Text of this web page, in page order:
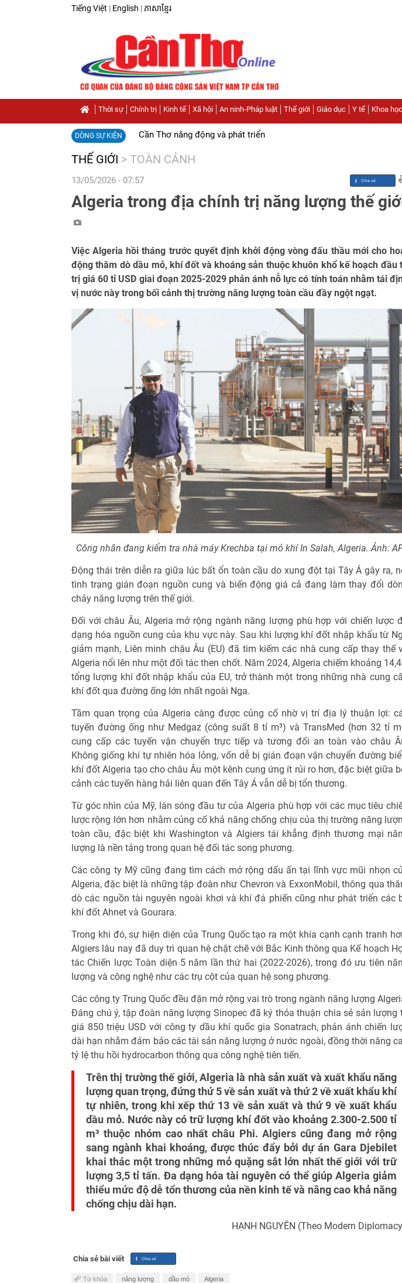
Tiếng Việt | English | ភាសាខ្មែរ
Thời sự Chính trị Kinh tế Xã hội An ninh-Pháp luật Thế giới Giáo dục Y tế Khoa
DÒNG SỰ KIỆN Cần Thơ năng động và phát triển
THẾ GIỚI > TOÀN CẢNH
13/05/2026 - 07:57
Algeria trong địa chính trị năng lượng thế
Việc Algeria hồi tháng trước quyết định khởi động vòng đấu thầu mới cho
động thăm dò dầu mỏ, khí đốt và khoáng sản thuộc khuôn khổ kế hoạch đầu
trị giá 60 tỉ USD giai đoạn 2025-2029 phản ánh nỗ lực có tính toán nhằm tái
vị nước này trong bối cảnh thị trường năng lượng toàn cầu đầy ngột ngạt.
Công nhân đang kiểm tra nhà máy Krechba tại mỏ khí In Salah, Algeria. Ảnh:
Động thái trên diễn ra giữa lúc bất ổn toàn cầu do xung đột tại Tây Á gây ra,
tình trạng gián đoạn nguồn cung và biến động giá cả đang làm thay đổi
chảy năng lượng trên thế giới.
Đối với châu Âu, Algeria mở rộng ngành năng lượng phù hợp với chiến lược
dạng hóa nguồn cung của khu vực này. Sau khi lượng khí đốt nhập khẩu từ
giảm mạnh, Liên minh châu Âu (EU) đã tìm kiếm các nhà cung cấp thay thế
Algeria nổi lên như một đối tác then chốt. Năm 2024, Algeria chiếm khoảng
tổng lượng khí đốt nhập khẩu của EU, trở thành một trong những nhà cung
khí đốt qua đường ống lớn nhất ngoài Nga.
Tầm quan trọng của Algeria càng được củng cố nhờ vị trí địa lý thuận lợi:
tuyến đường ống như Medgaz (công suất 8 tỉ m³) và TransMed (hơn 32 tỉ
cung cấp các tuyến vận chuyển trực tiếp và tương đối an toàn vào châu
Không giống khí tự nhiên hóa lỏng, vốn dễ bị gián đoạn vận chuyển đường
khí đốt Algeria tạo cho châu Âu một kênh cung ứng ít rủi ro hơn, đặc biệt giữa
cảnh các tuyến hàng hải liên quan đến Tây Á vẫn dễ bị tổn thương.
Từ góc nhìn của Mỹ, làn sóng đầu tư của Algeria phù hợp với các mục tiêu
lược rộng lớn hơn nhằm củng cố khả năng chống chịu của thị trường năng
toàn cầu, đặc biệt khi Washington và Algiers tái khẳng định thương mại
lượng là nền tảng trong quan hệ đối tác song phương.
Các công ty Mỹ cũng đang tìm cách mở rộng dấu ấn tại lĩnh vực mũi nhọn
Algeria, đặc biệt là những tập đoàn như Chevron và ExxonMobil, thông qua
dò các nguồn tài nguyên ngoài khơi và khí đá phiến cũng như phát triển các
khí đốt Ahnet và Gourara.
Trong khi đó, sự hiện diện của Trung Quốc tạo ra một khía cạnh cạnh tranh
Algiers lâu nay đã duy trì quan hệ chặt chẽ với Bắc Kinh thông qua Kế hoạch
tác Chiến lược Toàn diện 5 năm lần thứ hai (2022-2026), trong đó ưu tiên
lượng và công nghệ như các trụ cột của quan hệ song phương.
Các công ty Trung Quốc đều đặn mở rộng vai trò trong ngành năng lượng
Đáng chú ý, tập đoàn năng lượng Sinopec đã ký thỏa thuận chia sẻ sản lượng
giá 850 triệu USD với công ty dầu khí quốc gia Sonatrach, phản ánh chiến
dài hạn nhằm đảm bảo các tài sản năng lượng ở nước ngoài, đồng thời nâng
tỷ lệ thu hồi hydrocarbon thông qua công nghệ tiên tiến.
Trên thị trường thế giới, Algeria là nhà sản xuất và xuất khẩu năng
lượng quan trọng, đứng thứ 5 về sản xuất và thứ 2 về xuất khẩu khí
tự nhiên, trong khi xếp thứ 13 về sản xuất và thứ 9 về xuất khẩu
dầu mỏ. Nước này có trữ lượng khí đốt vào khoảng 2.300-2.500 tỉ
m³ thuộc nhóm cao nhất châu Phi. Algiers cũng đang mở rộng
sang ngành khai khoáng, được thúc đẩy bởi dự án Gara Djebilet
khai thác một trong những mỏ quặng sắt lớn nhất thế giới với trữ
lượng 3,5 tỉ tấn. Đa dạng hóa tài nguyên có thể giúp Algeria giảm
thiểu mức độ dễ tổn thương của nền kinh tế và nâng cao khả năng
chống chịu dài hạn.
HẠNH NGUYÊN (Theo Modern
Chia sẻ bài viết
Từ khóa năng lượng dầu mỏ Algeria